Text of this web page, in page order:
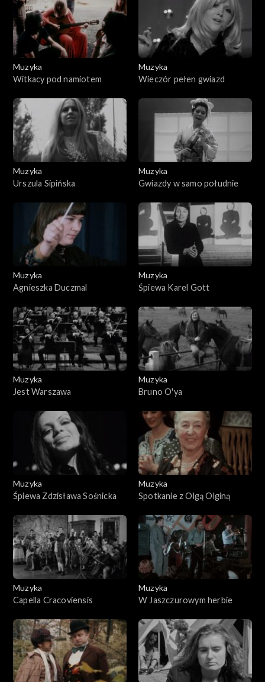
Muzyka
Witkacy pod namiotem
Muzyka
Wieczór pełen gwiazd
Muzyka
Urszula Sipińska
Muzyka
Gwiazdy w samo południe
Muzyka
Agnieszka Duczmal
Muzyka
Śpiewa Karel Gott
Muzyka
Jest Warszawa
Muzyka
Bruno O'ya
Muzyka
Śpiewa Zdzisława Sośnicka
Muzyka
Spotkanie z Olgą Olginą
Muzyka
Capella Cracoviensis
Muzyka
W Jaszczurowym herbie